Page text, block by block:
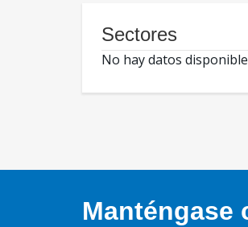
Sectores
No hay datos
Manténgase